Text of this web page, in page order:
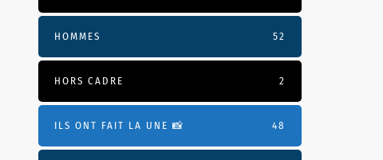
HOMMES 52
HORS CADRE 2
ILS ONT FAIT LA UNE 📸 48